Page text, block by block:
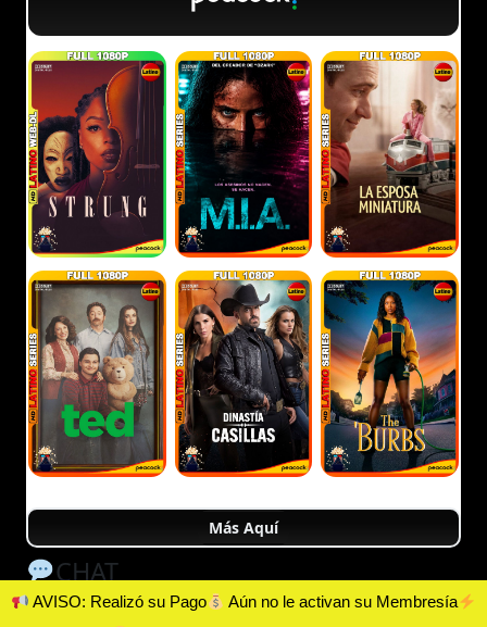
AVISO: Realizó su Pago
Aún no le activan su Membresía
Más Aquí
CHAT